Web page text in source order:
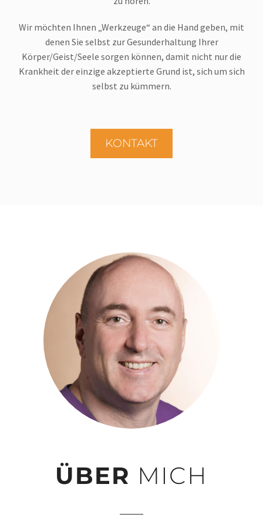
Wir möchten Ihnen „Werkzeuge“ an die Hand geben, mit
denen Sie selbst zur Gesunderhaltung Ihrer
Körper/Geist/Seele sorgen können, damit nicht nur die
Krankheit der einzige akzeptierte Grund ist, sich um sich
selbst zu kümmern.
KONTAKT
ÜBER MICH